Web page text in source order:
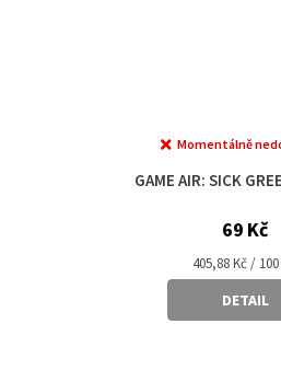
GAME AIR: SICK
Momentálně
69 Kč
Měrná
cena:
405,88 Kč /
DETAIL